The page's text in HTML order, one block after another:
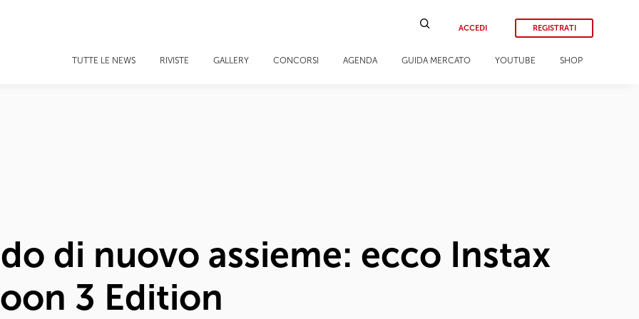
ACCEDI REGISTRATI
TUTTE LE NEWS RIVISTE GALLERY CONCORSI AGENDA GUIDA MERCATO YOUTUBE SHOP
di nuovo assieme: ecco Instax
3 Edition